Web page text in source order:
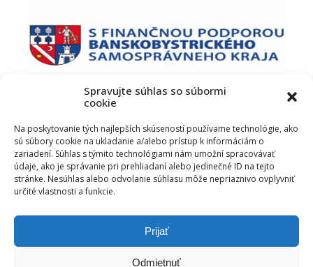
Spravujte súhlas so súbormi
cookie
Na poskytovanie tých najlepších skúseností používame technológie, ako
sú súbory cookie na ukladanie a/alebo prístup k informáciám o
zariadení. Súhlas s týmito technológiami nám umožní spracovávať
údaje, ako je správanie pri prehliadaní alebo jedinečné ID na tejto
stránke. Nesúhlas alebo odvolanie súhlasu môže nepriaznivo ovplyvniť
určité vlastnosti a funkcie.
Prijať
Odmietnuť
PODUJATIE PODPORIL